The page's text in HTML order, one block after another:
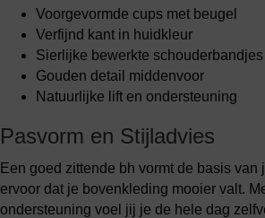
Voorgevormde cups met beugel
Verfijnd kant in huidkleur
Sierlijke bewerkte schouderbandjes
Gouden detail middenvoor
Natuurlijke lift en ondersteuning
Pasvorm en Stijladvies
Een goed zittende bh vormt de basis van
ervoor dat je bovenkleding mooier valt.
ondersteuning voel jij je de hele dag